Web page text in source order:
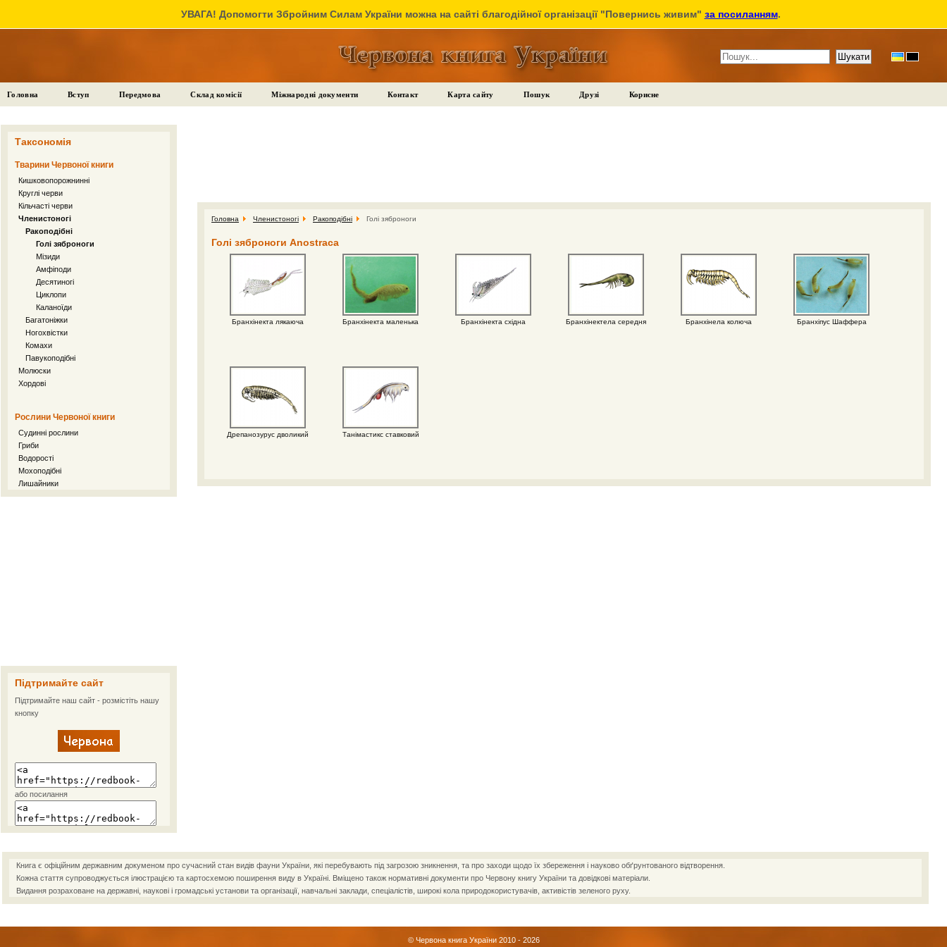
УВАГА! Допомогти Збройним Силам України можна на сайті благодійної організації "Повернись живим" за посиланням.
Головна Вступ Передмова Склад комісії Міжнародні документи Контакт Карта сайту Пошук Друзі Корисне
Таксономія
Тварини Червоної книги
Кишковопорожнинні
Круглі черви
Кільчасті черви
Членистоногі
Ракоподібні
Голі зяброноги
Мізиди
Амфіподи
Десятиногі
Циклопи
Каланоїди
Багатоніжки
Ногохвістки
Комахи
Павукоподібні
Молюски
Хордові
Рослини Червоної книги
Судинні рослини
Гриби
Водорості
Мохоподібні
Лишайники
Підтримайте сайт
Підтримайте наш сайт - розмістіть нашу
кнопку
або посилання
Головна Членистоногі Ракоподібні Голі зяброноги
Голі зяброноги Anostraca
Бранхінекта лякаюча Бранхінекта маленька Бранхінекта східна Бранхінектела середня Бранхінела колюча Бранхіпус Шаффера
Дрепанозурус дволикий Танімастикс ставковий
Книга є офіційним державним докуменом про сучасний стан видів фауни України, які перебувають під загрозою зникнення, та про заходи щодо їх збереження і науково обґрунтованого відтворення.
Кожна стаття супроводжується ілюстрацією та картосхемою поширення виду в Україні. Вміщено також нормативні документи про Червону книгу України та довідкові матеріали.
Видання розраховане на державні, наукові і громадські установи та організації, навчальні заклади, спеціалістів, широкі кола природокористувачів, активістів зеленого руху.
© Червона книга України 2010 - 2026